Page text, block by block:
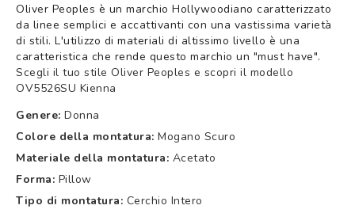
Oliver Peoples è un marchio Hollywoodiano caratterizzato
da linee semplici e accattivanti con una vastissima varietà
di stili. L'utilizzo di materiali di altissimo livello è una
caratteristica che rende questo marchio un "must have".
Scegli il tuo stile Oliver Peoples e scopri il modello
OV5526SU Kienna
Genere: Donna
Colore della montatura: Mogano Scuro
Materiale della montatura: Acetato
Forma: Pillow
Tipo di montatura: Cerchio Intero